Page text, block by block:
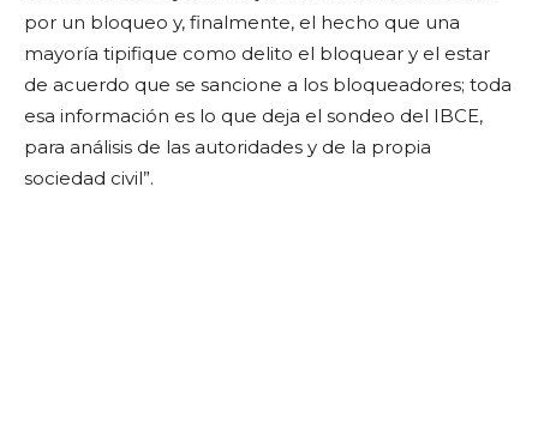
por un bloqueo y, finalmente, el hecho que una
mayoría tipifique como delito el bloquear y el estar
de acuerdo que se sancione a los bloqueadores; toda
esa información es lo que deja el sondeo del IBCE,
para análisis de las autoridades y de la propia
sociedad civil”.